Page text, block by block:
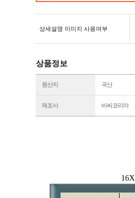
상세설명 이미지 사용여부
상품정보
원산지 국산
제조사 비씨코리아